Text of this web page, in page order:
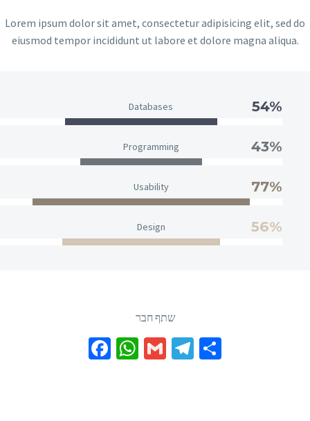
Lorem ipsum dolor sit amet, consectetur adipisicing elit, sed do
eiusmod tempor incididunt ut labore et dolore magna aliqua.
Databases 54%
Programming 43%
Usability 77%
Design 56%
שתף חבר
Facebook
WhatsApp
GmailTelegram